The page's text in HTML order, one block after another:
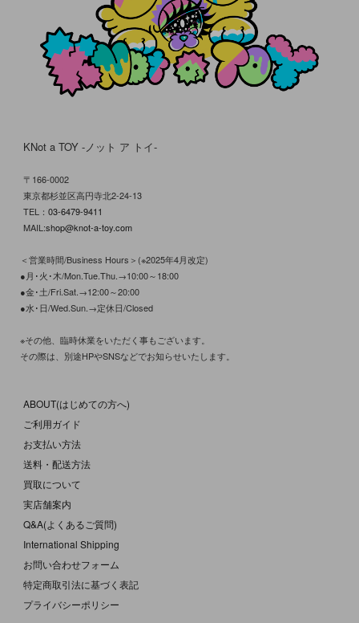
KNot a TOY -ノット ア トイ-
〒166-0002
東京都杉並区高円寺北2-24-13
TEL： 03-6479-9411
MAIL:shop@knot-a-toy.com
＜営業時間/Business Hours＞(※2025年4月改定)
●月･火･木/Mon.Tue.Thu.→10:00～18:00
●金･土/Fri.Sat.→12:00～20:00
●水･日/Wed.Sun.→定休日/Closed
※その他、臨時休業をいただく事もございます。
その際は、別途HPやSNSなどでお知らせいたします。
ABOUT(はじめての方へ)
ご利用ガイド
お支払い方法
送料・配送方法
買取について
実店舗案内
Q&A(よくあるご質問)
International Shipping
お問い合わせフォーム
特定商取引法に基づく表記
プライバシーポリシー